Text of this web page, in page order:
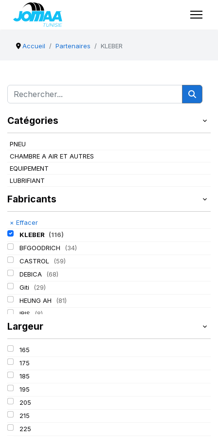
Accueil Partenaires KLEBER
Catégories
PNEU
CHAMBRE A AIR ET AUTRES
EQUIPEMENT
LUBRIFIANT
Fabricants
× Effacer
KLEBER
(116)
BFGOODRICH
(34)
CASTROL
(59)
DEBICA
(68)
Giti
(29)
HEUNG AH
(81)
IRIS
(8)
ITALMATIC
LASSA (174)
LING LONG
MICHELIN
MITAS
Mondolfo ferro
PIRELLI
PROMETEON
SCHRADER
Largeur
165
175
185
195
205
215
225